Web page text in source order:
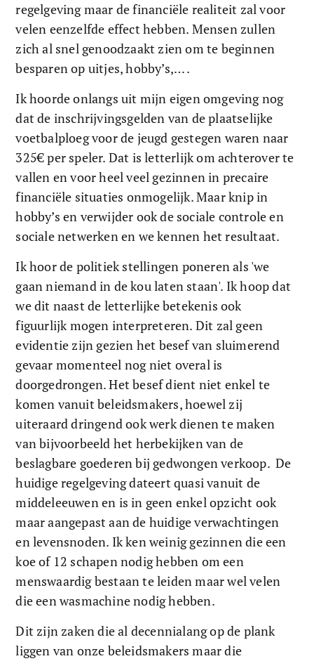
regelgeving maar de financiële realiteit zal voor
velen eenzelfde effect hebben. Mensen zullen
zich al snel genoodzaakt zien om te beginnen
besparen op uitjes, hobby’s,… .
Ik hoorde onlangs uit mijn eigen omgeving nog
dat de inschrijvingsgelden van de plaatselijke
voetbalploeg voor de jeugd gestegen waren naar
325€ per speler. Dat is letterlijk om achterover te
vallen en voor heel veel gezinnen in precaire
financiële situaties onmogelijk. Maar knip in
hobby’s en verwijder ook de sociale controle en
sociale netwerken en we kennen het resultaat.
Ik hoor de politiek stellingen poneren als 'we
gaan niemand in de kou laten staan'. Ik hoop dat
we dit naast de letterlijke betekenis ook
figuurlijk mogen interpreteren. Dit zal geen
evidentie zijn gezien het besef van sluimerend
gevaar momenteel nog niet overal is
doorgedrongen. Het besef dient niet enkel te
komen vanuit beleidsmakers, hoewel zij
uiteraard dringend ook werk dienen te maken
van bijvoorbeeld het herbekijken van de
beslagbare goederen bij gedwongen verkoop.  De
huidige regelgeving dateert quasi vanuit de
middeleeuwen en is in geen enkel opzicht ook
maar aangepast aan de huidige verwachtingen
en levensnoden. Ik ken weinig gezinnen die een
koe of 12 schapen nodig hebben om een
menswaardig bestaan te leiden maar wel velen
die een wasmachine nodig hebben.
Dit zijn zaken die al decennialang op de plank
liggen van onze beleidsmakers maar die